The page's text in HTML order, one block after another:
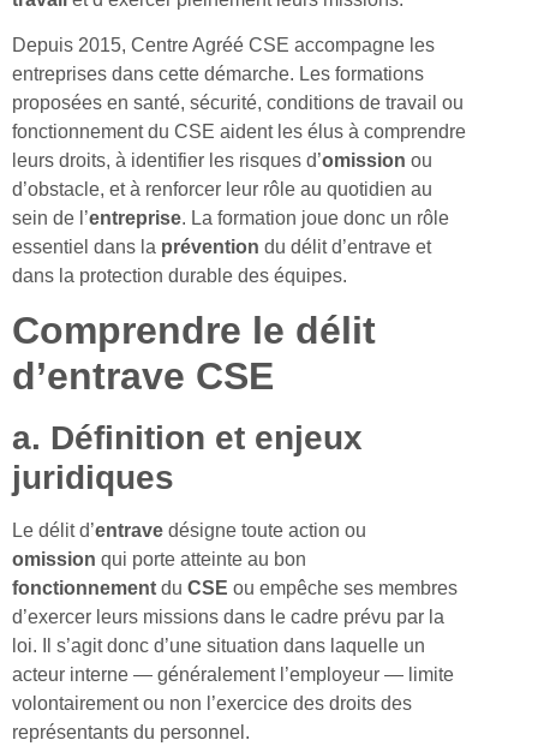
Depuis 2015, Centre Agréé CSE accompagne les
entreprises dans cette démarche. Les formations
proposées en santé, sécurité, conditions de travail ou
fonctionnement du CSE aident les élus à comprendre
leurs droits, à identifier les risques d’omission ou
d’obstacle, et à renforcer leur rôle au quotidien au
sein de l’entreprise. La formation joue donc un rôle
essentiel dans la prévention du délit d’entrave et
dans la protection durable des équipes.
Comprendre le délit
d’entrave CSE
a. Définition et enjeux
juridiques
Le délit d’entrave désigne toute action ou
omission qui porte atteinte au bon
fonctionnement du CSE ou empêche ses membres
d’exercer leurs missions dans le cadre prévu par la
loi. Il s’agit donc d’une situation dans laquelle un
acteur interne — généralement l’employeur — limite
volontairement ou non l’exercice des droits des
représentants du personnel.